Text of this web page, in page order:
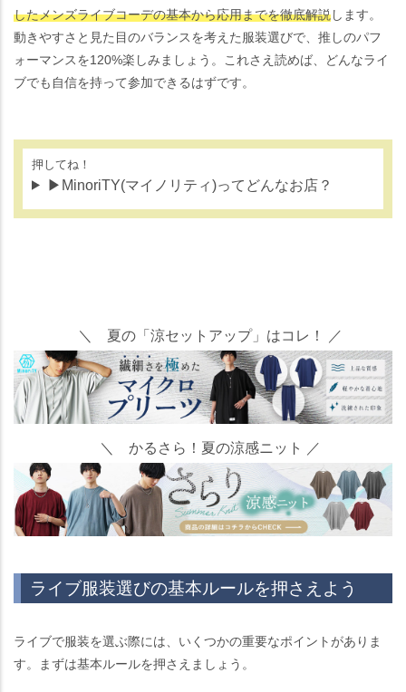
したメンズライブコーデの基本から応用までを徹底解説します。
動きやすさと見た目のバランスを考えた服装選びで、推しのパフ
ォーマンスを120%楽しみましょう。これさえ読めば、どんなライ
ブでも自信を持って参加できるはずです。
押してね！
▶MinoriTY(マイノリティ)ってどんなお店？
＼ 夏の「涼セットアップ」はコレ！ ／
＼ かるさら！夏の涼感ニット ／
ライブ服装選びの基本ルールを押さえよう
ライブで服装を選ぶ際には、いくつかの重要なポイントがありま
す。まずは基本ルールを押さえましょう。